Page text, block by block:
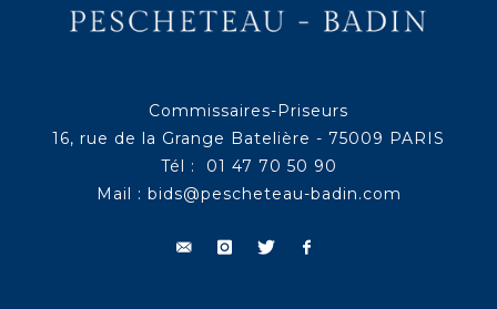
Commissaires-Priseurs
16, rue de la Grange Batelière - 75009 PARIS
Tél : 01 47 70 50 90
Mail : bids@pescheteau-badin.com